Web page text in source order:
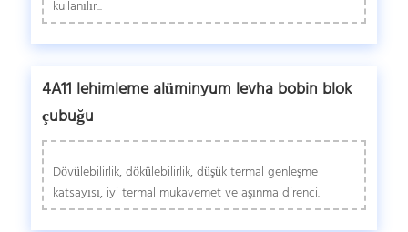
kullanılır...
4A11 lehimleme alüminyum levha bobin blok
çubuğu
Dövülebilirlik, dökülebilirlik, düşük termal genleşme
katsayısı, iyi termal mukavemet ve aşınma direnci.